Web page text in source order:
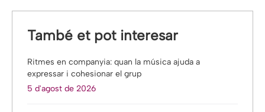
També et pot interesar
Ritmes en companyia: quan la música ajuda a
expressar i cohesionar el grup
5 d'agost de 2026